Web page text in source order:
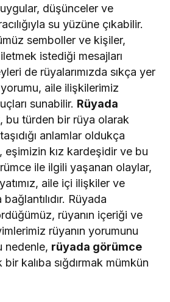
düşünceler ve
su yüzüne çıkabilir.
semboller ve kişiler,
istediği mesajları
de rüyalarımızda sıkça yer
yorumu, aile ilişkilerimiz
sunabilir. Rüyada
, bu türden bir rüya olarak
anlamlar oldukça
eşimizin kız kardeşidir ve bu
ile ilgili yaşanan olaylar,
aile içi ilişkiler ve
bağlantılıdır. Rüyada
rüyanın içeriği ve
rüyanın yorumunu
nedenle, rüyada görümce
bir kalıba sığdırmak mümkün